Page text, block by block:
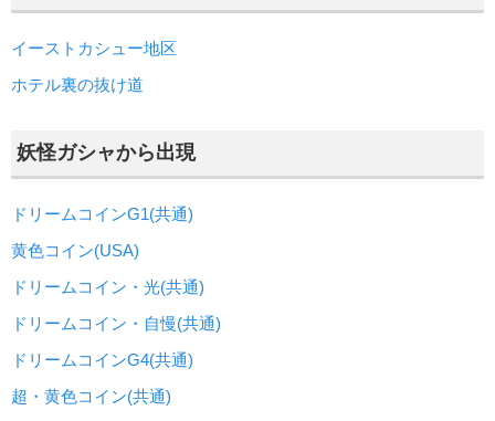
イーストカシュー地区
ホテル裏の抜け道
妖怪ガシャから出現
ドリームコインG1(共通)
黄色コイン(USA)
ドリームコイン・光(共通)
ドリームコイン・自慢(共通)
ドリームコインG4(共通)
超・黄色コイン(共通)